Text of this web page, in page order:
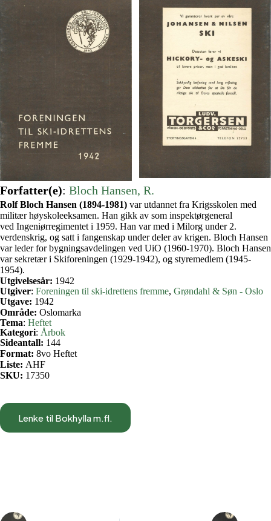
Forfatter(e): Bloch Hansen, R.
Rolf Bloch Hansen (1894-1981) var utdannet fra Krigsskolen med
militær høyskoleeksamen. Han gikk av som inspektørgeneral
ved Ingeniørregimentet i 1959. Han var med i Milorg under 2.
verdenskrig, og satt i fangenskap under deler av krigen. Bloch Hansen
var leder for bygningsavdelingen ved UiO (1960-1970). Bloch Hansen
var sekretær i Skiforeningen (1929-1942), og styremedlem (1945-
1954).
Utgivelsesår: 1942
Utgiver: Foreningen til ski-idrettens fremme, Grøndahl & Søn - Oslo
Utgave: 1942
Område: Oslomarka
Tema: Heftet
Kategori: Årbok
Sideantall: 144
Format: 8vo Heftet
Liste: AHF
SKU: 17350
Lenke til Bokhylla m.fl.